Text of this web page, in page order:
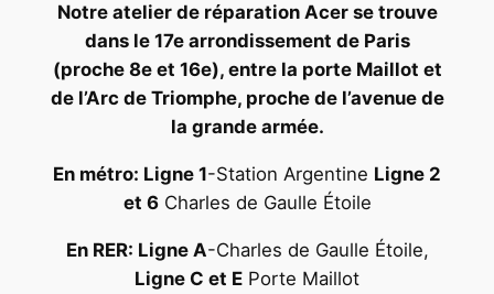
Notre atelier de réparation Acer se trouve
dans le 17e arrondissement de Paris
(proche 8e et 16e), entre la porte Maillot et
de l’Arc de Triomphe, proche de l’avenue de
la grande armée.
En métro: Ligne 1-Station Argentine Ligne 2
et 6Charles de Gaulle Étoile
En RER: Ligne A-Charles de Gaulle Étoile,
Ligne C et E Porte Maillot